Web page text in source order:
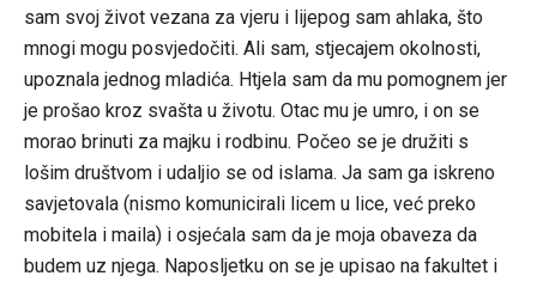
sam svoj život vezana za vjeru i lijepog sam ahlaka, što
mnogi mogu posvjedočiti. Ali sam, stjecajem okolnosti,
upoznala jednog mladića. Htjela sam da mu pomognem jer
je prošao kroz svašta u životu. Otac mu je umro, i on se
morao brinuti za majku i rodbinu. Počeo se je družiti s
lošim društvom i udaljio se od islama. Ja sam ga iskreno
savjetovala (nismo komunicirali licem u lice, već preko
mobitela i maila) i osjećala sam da je moja obaveza da
budem uz njega. Naposljetku on se je upisao na fakultet i